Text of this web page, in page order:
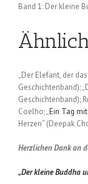
Band 1: Der kleine
„Der Elefant, der
Geschichtenband);
Geschichtenband);
Coelho; „Ein Tag
Herzen“ (Deepak
Herzlichen Dank an
„Der kleine Buddha